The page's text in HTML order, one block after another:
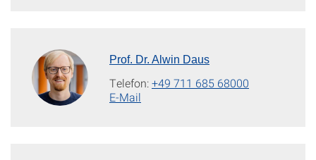
Prof. Dr. Alwin Daus
Telefon:+49 711 685 68000
E-Mail